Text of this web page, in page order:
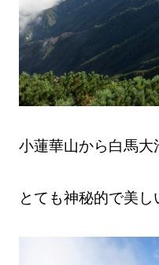
小蓮華山から白馬大
とても神秘的で美し